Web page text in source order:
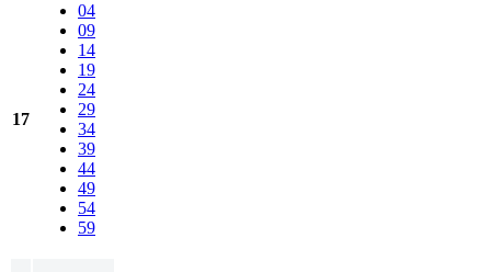
17
04
09
14
19
24
29
34
39
44
49
54
59